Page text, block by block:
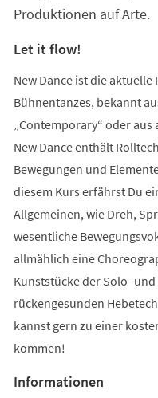
Produktionen auf Arte.
Let it flow!
New Dance ist die
Bühnentanzes, bekannt
„Contemporary“ oder
New Dance enthält
Bewegungen und
diesem Kurs erfährst Du
Allgemeinen, wie Dreh,
wesentliche
allmählich eine
Kunststücke der Solo-
rückengesunden
kannst gern zu einer
kommen!
Informationen